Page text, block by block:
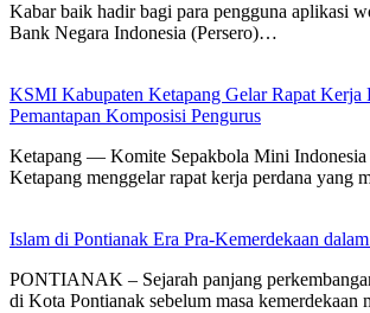
Kabar baik hadir bagi para pengguna aplikasi
Bank Negara Indonesia (Persero)…
KSMI Kabupaten Ketapang Gelar Rapat Kerja
Pemantapan Komposisi Pengurus
Ketapang — Komite Sepakbola Mini
Ketapang menggelar rapat kerja perdana yang
Islam di Pontianak Era Pra-Kemerdekaan
PONTIANAK – Sejarah panjang
di Kota Pontianak sebelum masa